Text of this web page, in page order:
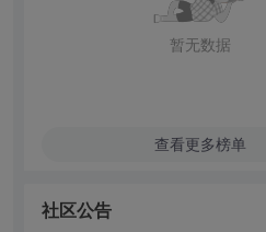
暂无数据
查看更多榜单
社区公告